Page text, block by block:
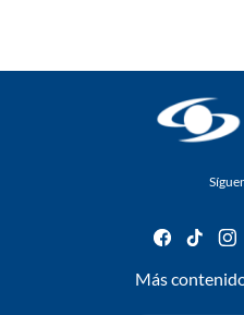
facebook
tiktok
Más